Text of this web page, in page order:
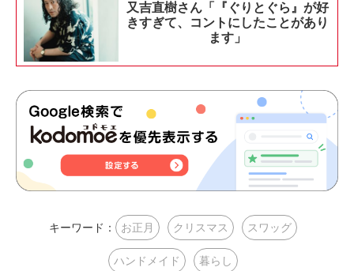
又吉直樹さん「『ぐりとぐら』が好
きすぎて、コントにしたことがあり
ます」
キーワード： お正月 クリスマス スワッグ
ハンドメイド 暮らし